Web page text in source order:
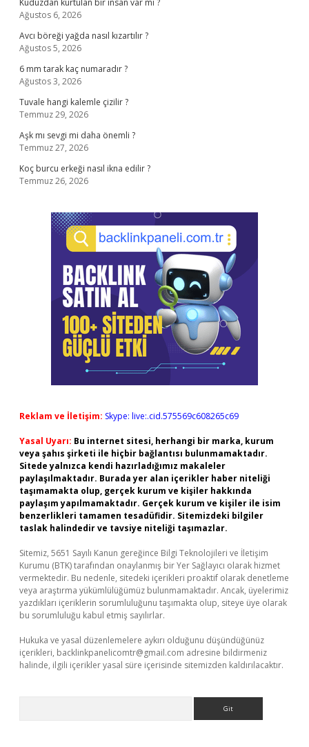
Kuduzdan kurtulan bir insan var mı ?
Ağustos 6, 2026
Avcı böreği yağda nasıl kızartılır ?
Ağustos 5, 2026
6 mm tarak kaç numaradır ?
Ağustos 3, 2026
Tuvale hangi kalemle çizilir ?
Temmuz 29, 2026
Aşk mı sevgi mi daha önemli ?
Temmuz 27, 2026
Koç burcu erkeği nasıl ikna edilir ?
Temmuz 26, 2026
Reklam ve İletişim: Skype: live:.cid.575569c608265c69
Yasal Uyarı: Bu internet sitesi, herhangi bir marka, kurum
veya şahıs şirketi ile hiçbir bağlantısı bulunmamaktadır.
Sitede yalnızca kendi hazırladığımız makaleler
paylaşılmaktadır. Burada yer alan içerikler haber niteliği
taşımamakta olup, gerçek kurum ve kişiler hakkında
paylaşım yapılmamaktadır. Gerçek kurum ve kişiler ile isim
benzerlikleri tamamen tesadüfidir. Sitemizdeki bilgiler
taslak halindedir ve tavsiye niteliği taşımazlar.
Sitemiz, 5651 Sayılı Kanun gereğince Bilgi Teknolojileri ve İletişim
Kurumu (BTK) tarafından onaylanmış bir Yer Sağlayıcı olarak hizmet
vermektedir. Bu nedenle, sitedeki içerikleri proaktif olarak denetleme
veya araştırma yükümlülüğümüz bulunmamaktadır. Ancak, üyelerimiz
yazdıkları içeriklerin sorumluluğunu taşımakta olup, siteye üye olarak
bu sorumluluğu kabul etmiş sayılırlar.
Hukuka ve yasal düzenlemelere aykırı olduğunu düşündüğünüz
içerikleri, backlinkpanelicomtr@gmail.com adresine bildirmeniz
halinde, ilgili içerikler yasal süre içerisinde sitemizden kaldırılacaktır.